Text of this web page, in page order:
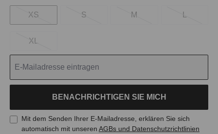
XS S M L
XL
BENACHRICHTIGEN SIE MICH
Mit dem Senden Ihrer E-Mailadresse, erklären Sie sich
automatisch mit unseren AGBs und Datenschutzrichtlinien